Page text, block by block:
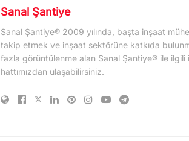
Sanal Şantiye
Sanal Şantiye® 2009 yılında, başta inşaat
takip etmek ve inşaat sektörüne katkıda
fazla görüntülenme alan Sanal Şantiye® ile
hattımızdan ulaşabilirsiniz.